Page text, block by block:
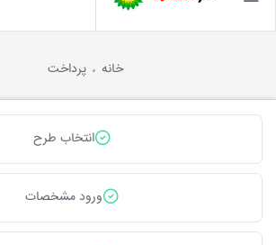
خانه پرداخت
انتخاب طرح
ورود مشخصات